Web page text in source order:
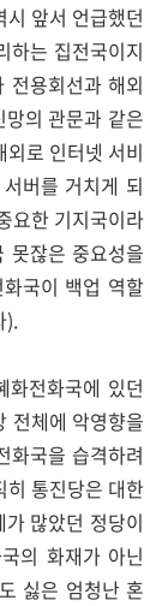
앞서 언급했던
하는 집전국이지
전용회선과 해외
의 관문과 같은
로 인터넷 서비
버를 거치게 되
요한 기지국이라
못잖은 중요성을
국이 백업 역할
).
전화국에 있던
전체에 악영향을
화국을 습격하려
통진당은 대한
많았던 정당이
의 화재가 아닌
싫은 엄청난 혼